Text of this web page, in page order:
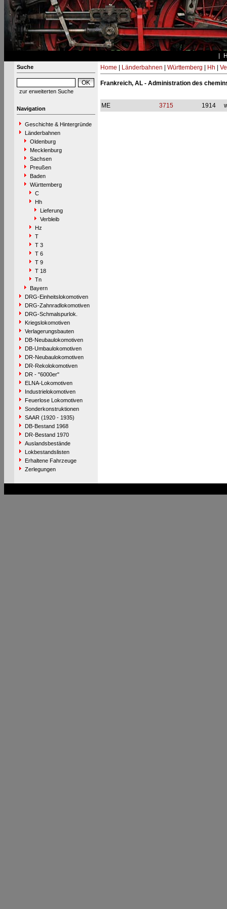
Suche
zur erweiterten Suche
Navigation
Geschichte & Hintergründe
Länderbahnen
Oldenburg
Mecklenburg
Sachsen
Preußen
Baden
Württemberg
C
Hh
Lieferung
Verbleib
Hz
T
T 3
T 6
T 9
T 18
Tn
Bayern
DRG-Einheitslokomotiven
DRG-Zahnradlokomotiven
DRG-Schmalspurlok.
Kriegslokomotiven
Verlagerungsbauten
DB-Neubaulokomotiven
DB-Umbaulokomotiven
DR-Neubaulokomotiven
DR-Rekolokomotiven
DR - "6000er"
ELNA-Lokomotiven
Industrielokomotiven
Feuerlose Lokomotiven
Sonderkonstruktionen
SAAR (1920 - 1935)
DB-Bestand 1968
DR-Bestand 1970
Auslandsbestände
Lokbestandslisten
Erhaltene Fahrzeuge
Zerlegungen
Home Länderbahnen Württemberg Hh
Frankreich, AL - Administration des
ME 3715 1914